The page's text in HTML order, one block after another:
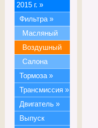
2015 г. »
Фильтра »
Масляный
Воздушный
Салона
Тормоза »
Трансмиссия »
Двигатель »
Выпуск